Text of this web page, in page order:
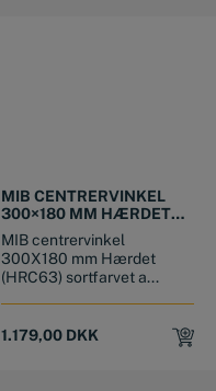
MIB CENTRERVINKEL
300×180 MM HÆRDET
SORTFARVET
ALUMINIUM
MIB centrervinkel
300X180 mm Hærdet
(HRC63) sortfarvet a...
1.179,00 DKK